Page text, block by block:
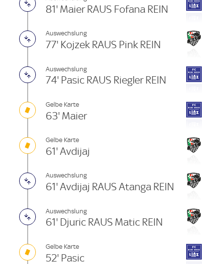
81' Maier RAUS Fofana REIN
Auswechslung
77' Kojzek RAUS Pink REIN
Auswechslung
74' Pasic RAUS Riegler REIN
Gelbe Karte
63' Maier
Gelbe Karte
61' Avdijaj
Auswechslung
61' Avdijaj RAUS Atanga REIN
Auswechslung
61' Djuric RAUS Matic REIN
Gelbe Karte
52' Pasic